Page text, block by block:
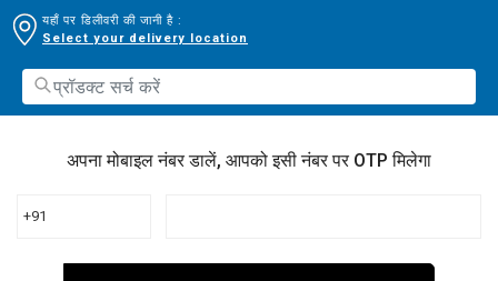
यहाँ पर डिलीवरी की जानी है :
Select your delivery location
अपना मोबाइल नंबर डालें, आपको इसी नंबर पर OTP मिलेगा
+91